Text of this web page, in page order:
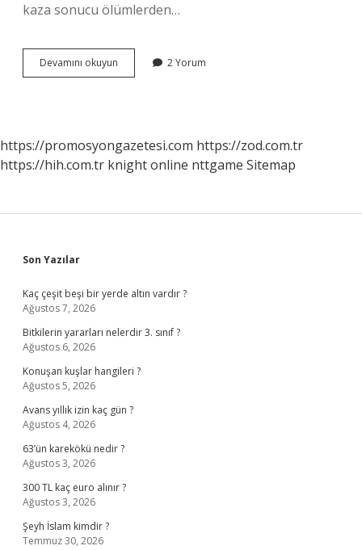
kaza sonucu ölümlerden…
Devamını okuyun
Düzey
2 Yorum
https://promosyongazetesi.com https://zod.com.tr
https://hih.com.tr knight online nttgame Sitemap
Sidebar
Son Yazılar
Kaç çeşit beşi bir yerde altın vardır ?
Ağustos 7, 2026
Bitkilerin yararları nelerdir 3. sınıf ?
Ağustos 6, 2026
Konuşan kuşlar hangileri ?
Ağustos 5, 2026
Avans yıllık izin kaç gün ?
Ağustos 4, 2026
63’ün karekökü nedir ?
Ağustos 3, 2026
300 TL kaç euro alınır ?
Ağustos 3, 2026
Şeyh İslam kimdir ?
Temmuz 30, 2026